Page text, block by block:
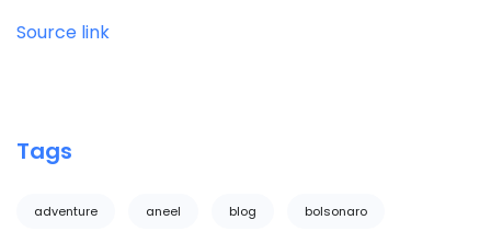
Source link
Tags
adventure aneel blog bolsonaro